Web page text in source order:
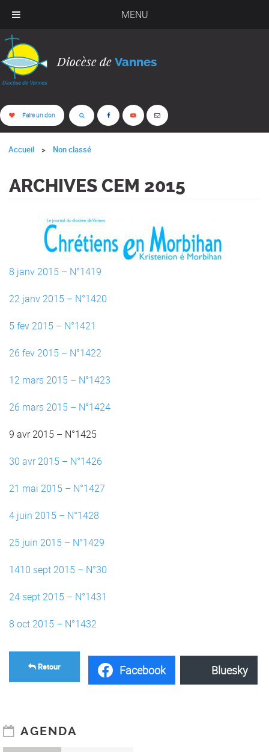
MENU
Diocèse de Vannes
Faire un don
Accueil Non classé
ARCHIVES CEM 2015
8 janv 2015 – N°1419
22 janv 2015 – N°1420
5 fev 2015 – N°1421
26 fev 2015 – N°1422
12 mars 2015 – N°1423
26 mars 2015 – N°1424
9 avr 2015 – N°1425
30 avr 2015 – N°1426
21 mai 2015 – N°1427
4 juin 2015 – N°1428
25 juin 2015 – N°1429
1410 sept 2015 – N°30
24 sept 2015 – N°1431
8 oct 2015 – N°1432
Facebook Bluesky
Retour
AGENDA